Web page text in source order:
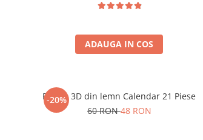
ADAUGA IN COS
-20%
Puzzle 3D din lemn Calendar 21 Piese
60 RON48 RON